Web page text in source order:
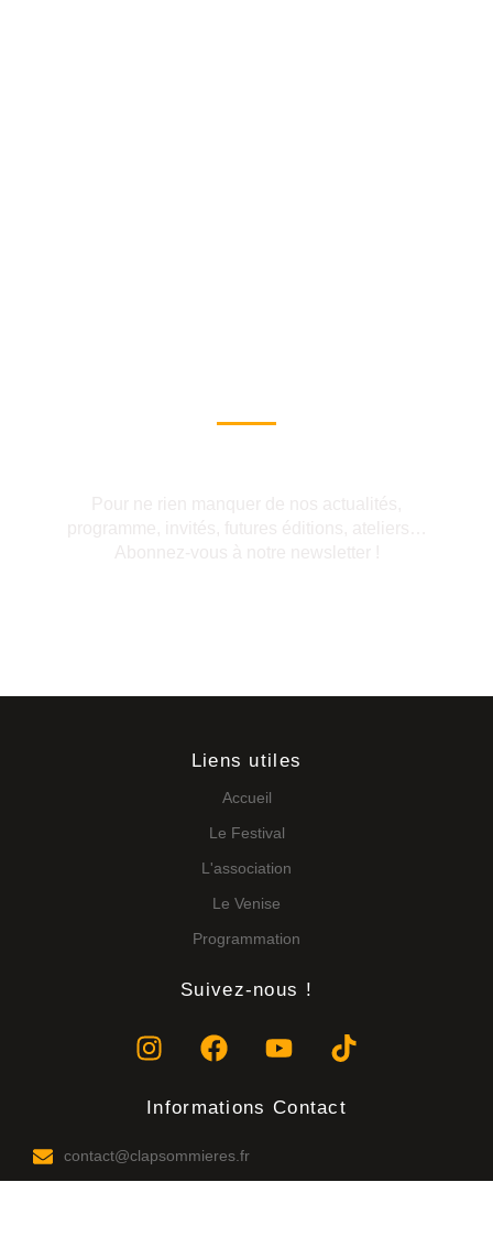
Liens utiles
Accueil
Le Festival
L'association
Le Venise
Programmation
Suivez-nous !
Informations Contact
contact@clapsommieres.fr